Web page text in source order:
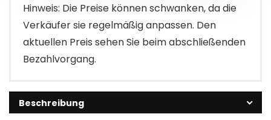
Hinweis: Die Preise können schwanken, da die
Verkäufer sie regelmäßig anpassen. Den
aktuellen Preis sehen Sie beim abschließenden
Bezahlvorgang.
Beschreibung